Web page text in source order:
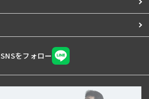
SNSをフォロー